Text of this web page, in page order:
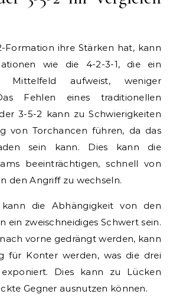
Formation ihre Stärken hat, kann
wie die 4-2-3-1, die ein
Mittelfeld aufweist, weniger
Fehlen eines traditionellen
3-5-2 kann zu Schwierigkeiten
von Torchancen führen, da das
sein kann. Dies kann die
beeinträchtigen, schnell von
den Angriff zu wechseln.
die Abhängigkeit von den
ein zweischneidiges Schwert sein.
vorne gedrängt werden, kann
für Konter werden, was die drei
exponiert. Dies kann zu Lücken
Gegner ausnutzen können.